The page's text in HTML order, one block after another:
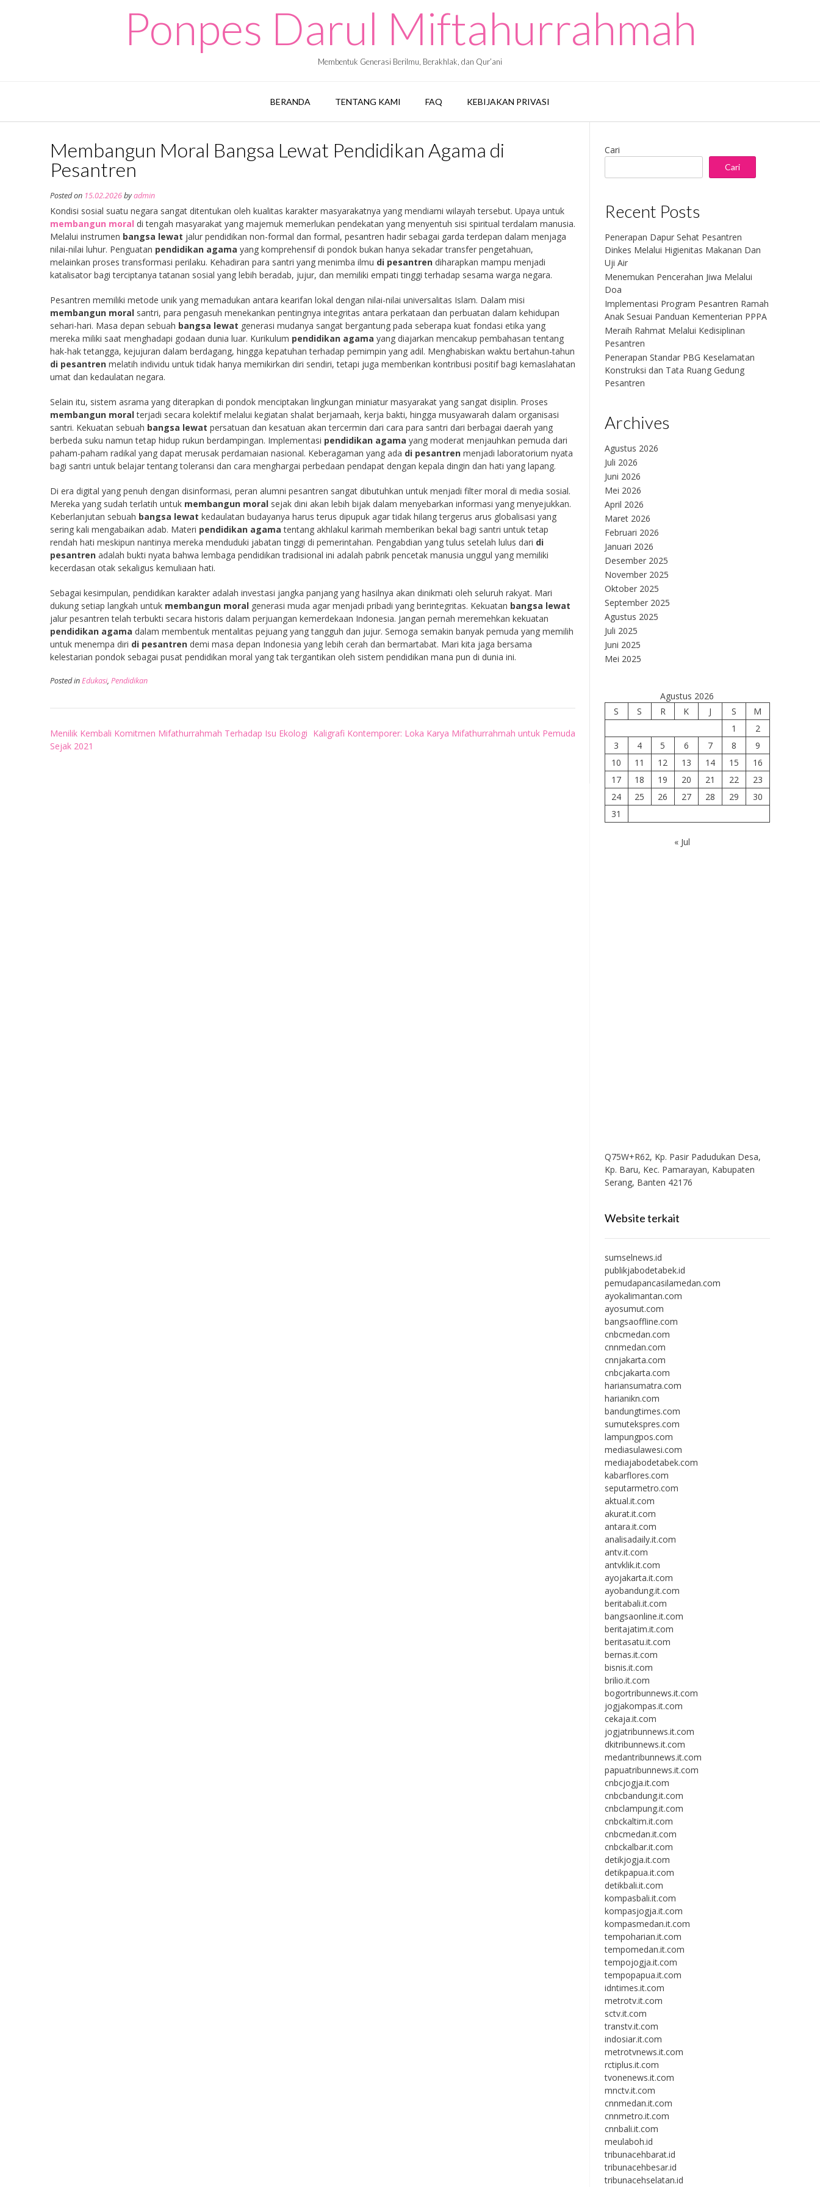
Ponpes Darul Miftahurrahmah
Membentuk Generasi Berilmu, Berakhlak, dan Qur’ani
BERANDA TENTANG KAMI FAQ KEBIJAKAN PRIVASI
Membangun Moral Bangsa Lewat Pendidikan Agama di
Pesantren
Posted on 15.02.2026byadmin
Kondisi sosial suatu negara sangat ditentukan oleh kualitas karakter masyarakatnya yang mendiami wilayah tersebut. Upaya untuk
membangun moral di tengah masyarakat yang majemuk memerlukan pendekatan yang menyentuh sisi spiritual terdalam manusia.
Melalui instrumen bangsa lewat jalur pendidikan non-formal dan formal, pesantren hadir sebagai garda terdepan dalam menjaga
nilai-nilai luhur. Penguatan pendidikan agama yang komprehensif di pondok bukan hanya sekadar transfer pengetahuan,
melainkan proses transformasi perilaku. Kehadiran para santri yang menimba ilmu di pesantren diharapkan mampu menjadi
katalisator bagi terciptanya tatanan sosial yang lebih beradab, jujur, dan memiliki empati tinggi terhadap sesama warga negara.
Pesantren memiliki metode unik yang memadukan antara kearifan lokal dengan nilai-nilai universalitas Islam. Dalam misi
membangun moral santri, para pengasuh menekankan pentingnya integritas antara perkataan dan perbuatan dalam kehidupan
sehari-hari. Masa depan sebuah bangsa lewat generasi mudanya sangat bergantung pada seberapa kuat fondasi etika yang
mereka miliki saat menghadapi godaan dunia luar. Kurikulum pendidikan agama yang diajarkan mencakup pembahasan tentang
hak-hak tetangga, kejujuran dalam berdagang, hingga kepatuhan terhadap pemimpin yang adil. Menghabiskan waktu bertahun-tahun
di pesantren melatih individu untuk tidak hanya memikirkan diri sendiri, tetapi juga memberikan kontribusi positif bagi kemaslahatan
umat dan kedaulatan negara.
Selain itu, sistem asrama yang diterapkan di pondok menciptakan lingkungan miniatur masyarakat yang sangat disiplin. Proses
membangun moralterjadi secara kolektif melalui kegiatan shalat berjamaah, kerja bakti, hingga musyawarah dalam organisasi
santri. Kekuatan sebuah bangsa lewat persatuan dan kesatuan akan tercermin dari cara para santri dari berbagai daerah yang
berbeda suku namun tetap hidup rukun berdampingan. Implementasi pendidikan agama yang moderat menjauhkan pemuda dari
paham-paham radikal yang dapat merusak perdamaian nasional. Keberagaman yang ada di pesantren menjadi laboratorium nyata
bagi santri untuk belajar tentang toleransi dan cara menghargai perbedaan pendapat dengan kepala dingin dan hati yang lapang.
Di era digital yang penuh dengan disinformasi, peran alumni pesantren sangat dibutuhkan untuk menjadi filter moral di media sosial.
Mereka yang sudah terlatih untuk membangun moral sejak dini akan lebih bijak dalam menyebarkan informasi yang menyejukkan.
Keberlanjutan sebuah bangsa lewat kedaulatan budayanya harus terus dipupuk agar tidak hilang tergerus arus globalisasi yang
sering kali mengabaikan adab. Materi pendidikan agama tentang akhlakul karimah memberikan bekal bagi santri untuk tetap
rendah hati meskipun nantinya mereka menduduki jabatan tinggi di pemerintahan. Pengabdian yang tulus setelah lulus dari di
pesantren adalah bukti nyata bahwa lembaga pendidikan tradisional ini adalah pabrik pencetak manusia unggul yang memiliki
kecerdasan otak sekaligus kemuliaan hati.
Sebagai kesimpulan, pendidikan karakter adalah investasi jangka panjang yang hasilnya akan dinikmati oleh seluruh rakyat. Mari
dukung setiap langkah untuk membangun moral generasi muda agar menjadi pribadi yang berintegritas. Kekuatan bangsa lewat
jalur pesantren telah terbukti secara historis dalam perjuangan kemerdekaan Indonesia. Jangan pernah meremehkan kekuatan
pendidikan agama dalam membentuk mentalitas pejuang yang tangguh dan jujur. Semoga semakin banyak pemuda yang memilih
untuk menempa diri di pesantren demi masa depan Indonesia yang lebih cerah dan bermartabat. Mari kita jaga bersama
kelestarian pondok sebagai pusat pendidikan moral yang tak tergantikan oleh sistem pendidikan mana pun di dunia ini.
Posted inEdukasi, Pendidikan
Post
navigation
Menilik Kembali Komitmen Mifathurrahmah Terhadap Isu Ekologi
Sejak 2021
Kaligrafi Kontemporer: Loka Karya Mifathurrahmah untuk Pemuda
Cari
Cari
Recent Posts
Penerapan Dapur Sehat Pesantren
Dinkes Melalui Higienitas Makanan Dan
Uji Air
Menemukan Pencerahan Jiwa Melalui
Doa
Implementasi Program Pesantren Ramah
Anak Sesuai Panduan Kementerian PPPA
Meraih Rahmat Melalui Kedisiplinan
Pesantren
Penerapan Standar PBG Keselamatan
Konstruksi dan Tata Ruang Gedung
Pesantren
Archives
Agustus 2026
Juli 2026
Juni 2026
Mei 2026
April 2026
Maret 2026
Februari 2026
Januari 2026
Desember 2025
November 2025
Oktober 2025
September 2025
Agustus 2025
Juli 2025
Juni 2025
Mei 2025
Agustus 2026
S
S R K J S
M
1
2
3
4 5 6 7 8
9
10
11 12 13 14 15
16
17
18 19 20 21 22
23
24
25 26 27 28 29
30
31
« Jul
Q75W+R62, Kp. Pasir Padudukan Desa,
Kp. Baru, Kec. Pamarayan, Kabupaten
Serang, Banten 42176
Website terkait
sumselnews.id
publikjabodetabek.id
pemudapancasilamedan.com
ayokalimantan.com
ayosumut.com
bangsaoffline.com
cnbcmedan.com
cnnmedan.com
cnnjakarta.com
cnbcjakarta.com
hariansumatra.com
harianikn.com
bandungtimes.com
sumutekspres.com
lampungpos.com
mediasulawesi.com
mediajabodetabek.com
kabarflores.com
seputarmetro.com
aktual.it.com
akurat.it.com
antara.it.com
analisadaily.it.com
antv.it.com
antvklik.it.com
ayojakarta.it.com
ayobandung.it.com
beritabali.it.com
bangsaonline.it.com
beritajatim.it.com
beritasatu.it.com
bernas.it.com
bisnis.it.com
brilio.it.com
bogortribunnews.it.com
jogjakompas.it.com
cekaja.it.com
jogjatribunnews.it.com
dkitribunnews.it.com
medantribunnews.it.com
papuatribunnews.it.com
cnbcjogja.it.com
cnbcbandung.it.com
cnbclampung.it.com
cnbckaltim.it.com
cnbcmedan.it.com
cnbckalbar.it.com
detikjogja.it.com
detikpapua.it.com
detikbali.it.com
kompasbali.it.com
kompasjogja.it.com
kompasmedan.it.com
tempoharian.it.com
tempomedan.it.com
tempojogja.it.com
tempopapua.it.com
idntimes.it.com
metrotv.it.com
sctv.it.com
transtv.it.com
indosiar.it.com
metrotvnews.it.com
rctiplus.it.com
tvonenews.it.com
mnctv.it.com
cnnmedan.it.com
cnnmetro.it.com
cnnbali.it.com
meulaboh.id
tribunacehbarat.id
tribunacehbesar.id
tribunacehselatan.id